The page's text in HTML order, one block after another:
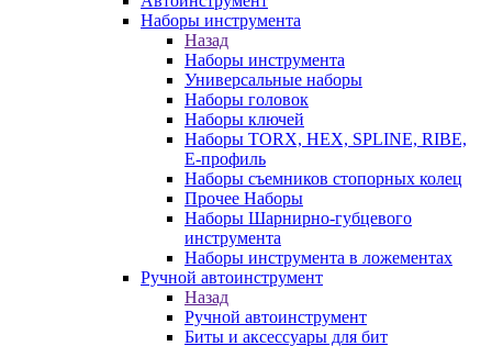
Наборы инструмента
Назад
Наборы инструмента
Универсальные наборы
Наборы головок
Наборы ключей
Наборы TORX, HEX, SPLINE, RIBE,
E-профиль
Наборы съемников стопорных колец
Прочее Наборы
Наборы Шарнирно-губцевого
инструмента
Наборы инструмента в ложементах
Ручной автоинструмент
Назад
Ручной автоинструмент
Биты и аксессуары для бит